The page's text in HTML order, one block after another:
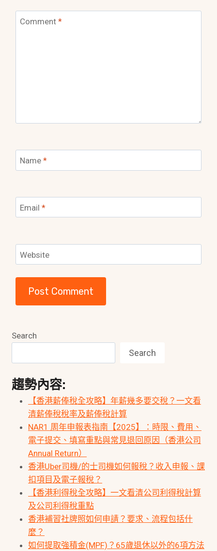
Comment *
Name *
Email *
Website
Search
Search
趨勢內容:
【香港薪俸稅全攻略】年薪幾多要交稅？一文看
清薪俸稅稅率及薪俸稅計算
NAR1 周年申報表指南【2025】：時限、費用、
電子提交、填寫重點與常見退回原因（香港公司
Annual Return）
香港Uber司機/的士司機如何報稅？收入申報、課
扣項目及電子報稅？
【香港利得稅全攻略】一文看清公司利得稅計算
及公司利得稅重點
香港補習社牌照如何申請？要求、流程包括什
麼？
如何提取強積金(MPF)？65歲退休以外的6項方法